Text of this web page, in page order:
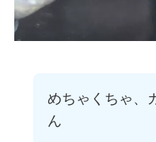
めちゃくちゃ、
ん